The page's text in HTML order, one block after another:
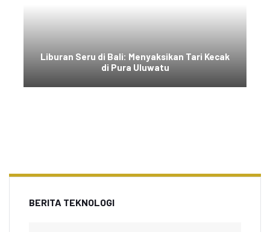
Liburan Seru di Bali: Menyaksikan Tari Kecak
di Pura Uluwatu
BERITA TEKNOLOGI